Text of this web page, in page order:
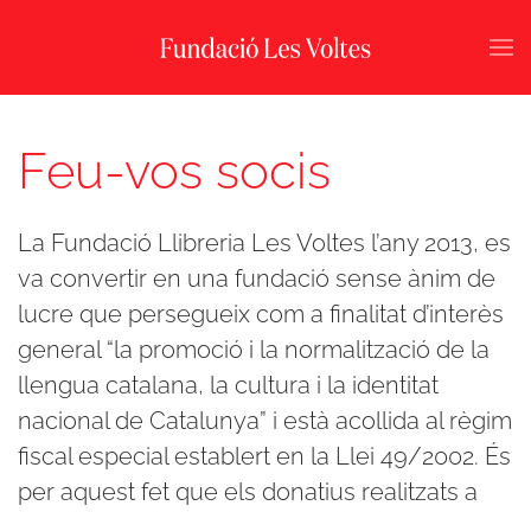
Skip to main content
Feu-vos socis
La Fundació Llibreria Les Voltes l’any 2013, es
va convertir en una fundació sense ànim de
lucre que persegueix com a finalitat d’interès
general “la promoció i la normalització de la
llengua catalana, la cultura i la identitat
nacional de Catalunya” i està acollida al règim
fiscal especial establert en la Llei 49/2002. És
per aquest fet que els donatius realitzats a